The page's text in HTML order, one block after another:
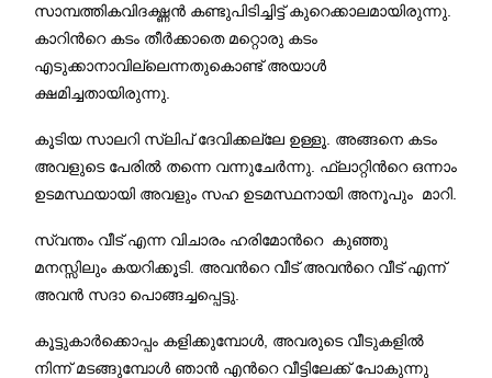
സാമ്പത്തികവിദഗ്ദ്ധന്‍ കണ്ടുപിടിച്ചിട്ട് കുറെക്കാലമായിരുന്നു
കാറിന്‍റെ കടം തീര്‍ക്കാതെ മറ്റൊരു കടം
എടുക്കാനാവില്ലെന്നതുകൊണ്ട് അയാള്‍
ക്ഷമിച്ചതായിരുന്നു
കൂടിയ സാലറി സ്ലിപ് ദേവിക്കല്ലേ ഉള്ളൂ അങ്ങനെ കടം
അവളുടെ പേരില്‍ തന്നെ വന്നുചേര്‍ന്നു ഫ്ലാറ്റിന്‍റെ ഒന്നാം
ഉടമസ്ഥയായി അവളും സഹ ഉടമസ്ഥനായി അനൂപും മാറി
സ്വന്തം വീട് എന്ന വിചാരം ഹരിമോന്‍റെ കുഞ്ഞു
മനസ്സിലും കയറിക്കൂടി അവന്‍റെ വീട് അവന്‍റെ വീട് എന്ന്
അവന്‍ സദാ പൊങ്ങച്ചപ്പെട്ടു
കൂട്ടുകാര്‍ക്കൊപ്പം കളിക്കുമ്പോള്‍ അവരുടെ വീടുകളില്‍
നിന്ന് മടങ്ങുമ്പോള്‍ ഞാന്‍ എന്‍റെ വീട്ടിലേക്ക് പോകുന്നു